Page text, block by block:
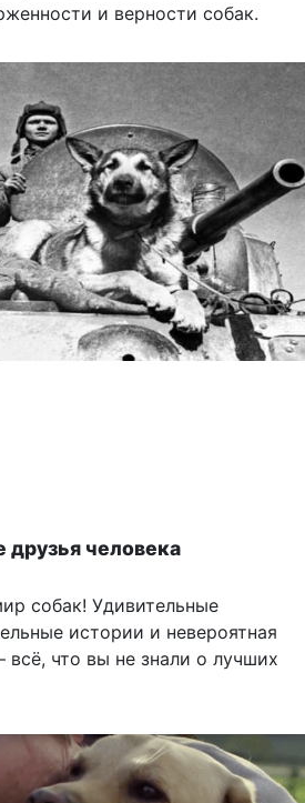
и верности собак.
человека
собак! Удивительные
истории и невероятная
что вы не знали о лучших